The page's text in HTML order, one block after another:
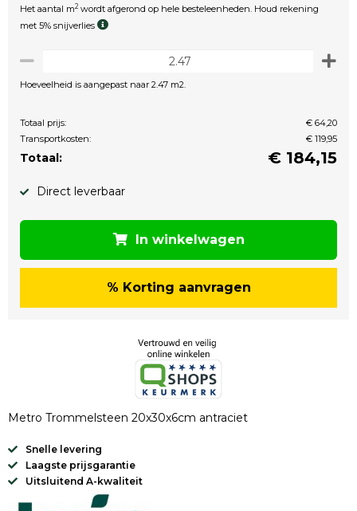
Het aantal m2 wordt afgerond op hele besteleenheden. Houd rekening
met 5% snijverlies
Hoeveelheid is aangepast naar 2.47 m2.
Totaal prijs:
€ 64,20
Transportkosten:
€ 119,95
Totaal: € 184,15
Direct leverbaar
In winkelwagen
% Korting aanvragen
Metro Trommelsteen 20x30x6cm antraciet
Snelle levering
Laagste prijsgarantie
Uitsluitend A-kwaliteit